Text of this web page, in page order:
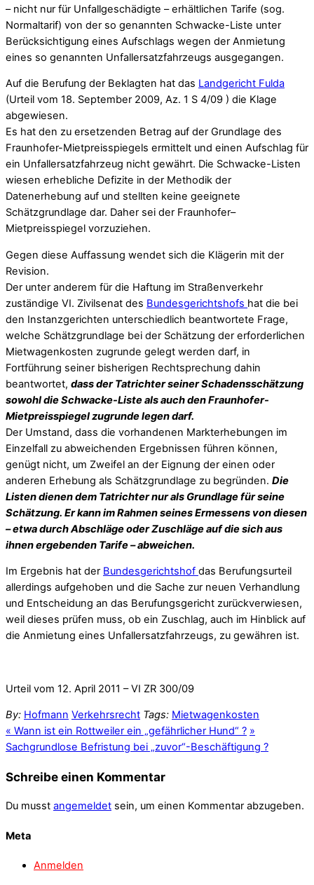
– nicht nur für Unfallgeschädigte – erhältlichen Tarife (sog.
Normaltarif) von der so genannten Schwacke-Liste unter
Berücksichtigung eines Aufschlags wegen der Anmietung
eines so genannten Unfallersatzfahrzeugs ausgegangen.
Auf die Berufung der Beklagten hat das Landgericht Fulda
(Urteil vom 18. September 2009, Az. 1 S 4/09 ) die Klage
abgewiesen.
Es hat den zu ersetzenden Betrag auf der Grundlage des
Fraunhofer-Mietpreisspiegels ermittelt und einen Aufschlag für
ein Unfallersatzfahrzeug nicht gewährt. Die Schwacke-Listen
wiesen erhebliche Defizite in der Methodik der
Datenerhebung auf und stellten keine geeignete
Schätzgrundlage dar. Daher sei der Fraunhofer–
Mietpreisspiegel vorzuziehen.
Gegen diese Auffassung wendet sich die Klägerin mit der
Revision.
Der unter anderem für die Haftung im Straßenverkehr
zuständige VI. Zivilsenat des Bundesgerichtshofs hat die bei
den Instanzgerichten unterschiedlich beantwortete Frage,
welche Schätzgrundlage bei der Schätzung der erforderlichen
Mietwagenkosten zugrunde gelegt werden darf, in
Fortführung seiner bisherigen Rechtsprechung dahin
beantwortet, dass der Tatrichter seiner Schadensschätzung
sowohl die Schwacke-Liste als auch den Fraunhofer-
Mietpreisspiegel zugrunde legen darf.
Der Umstand, dass die vorhandenen Markterhebungen im
Einzelfall zu abweichenden Ergebnissen führen können,
genügt nicht, um Zweifel an der Eignung der einen oder
anderen Erhebung als Schätzgrundlage zu begründen. Die
Listen dienen dem Tatrichter nur als Grundlage für seine
Schätzung. Er kann im Rahmen seines Ermessens von diesen
– etwa durch Abschläge oder Zuschläge auf die sich aus
ihnen ergebenden Tarife – abweichen.
Im Ergebnis hat der Bundesgerichtshof das Berufungsurteil
allerdings aufgehoben und die Sache zur neuen Verhandlung
und Entscheidung an das Berufungsgericht zurückverwiesen,
weil dieses prüfen muss, ob ein Zuschlag, auch im Hinblick auf
die Anmietung eines Unfallersatzfahrzeugs, zu gewähren ist.
Urteil vom 12. April 2011 – VI ZR 300/09
By: Hofmann Verkehrsrecht Tags: Mietwagenkosten
« Wann ist ein Rottweiler ein „gefährlicher Hund“ ? »
Sachgrundlose Befristung bei „zuvor“-Beschäftigung ?
Schreibe einen Kommentar
Du musst angemeldet sein, um einen Kommentar abzugeben.
Meta
Anmelden